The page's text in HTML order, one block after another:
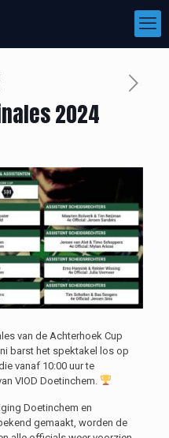
2024
van de Achterhoek Cup
barst het spektakel los op
vanaf 10:00 uur te
VIOD Doetinchem.
Doetinchem en
gemaakt, worden de